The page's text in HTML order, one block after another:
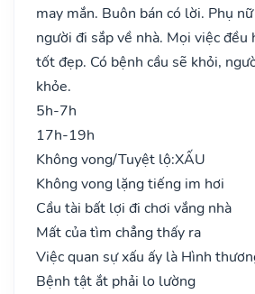
may mắn. Buôn bán có lời. Phụ
người đi sắp về nhà. Mọi việc đều
tốt đẹp. Có bệnh cầu sẽ khỏi,
khỏe.
5h-7h
17h-19h
Không vong/Tuyệt lộ:XẤU
Không vong lặng tiếng im hơi
Cầu tài bất lợi đi chơi vắng nhà
Mất của tìm chẳng thấy ra
Việc quan sự xấu ấy là Hình
Bệnh tật ắt phải lo lường